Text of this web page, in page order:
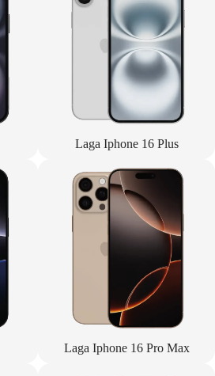
Laga Iphone 16 Plus
Laga Iphone 16 Pro Max